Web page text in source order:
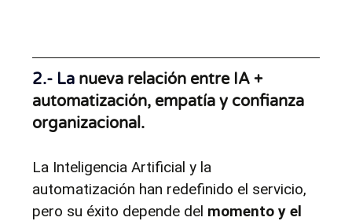
2.- La nueva relación entre IA +
automatización, empatía y confianza
organizacional.
La Inteligencia Artificial y la
automatización han redefinido el servicio,
pero su éxito depende del momento y el